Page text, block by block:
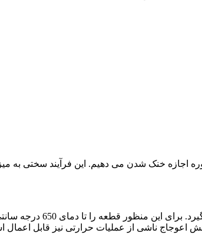
تنش زدایی به منظور
اعوجاج ناشی از عملیات حرارتی نیز قابل اعمال